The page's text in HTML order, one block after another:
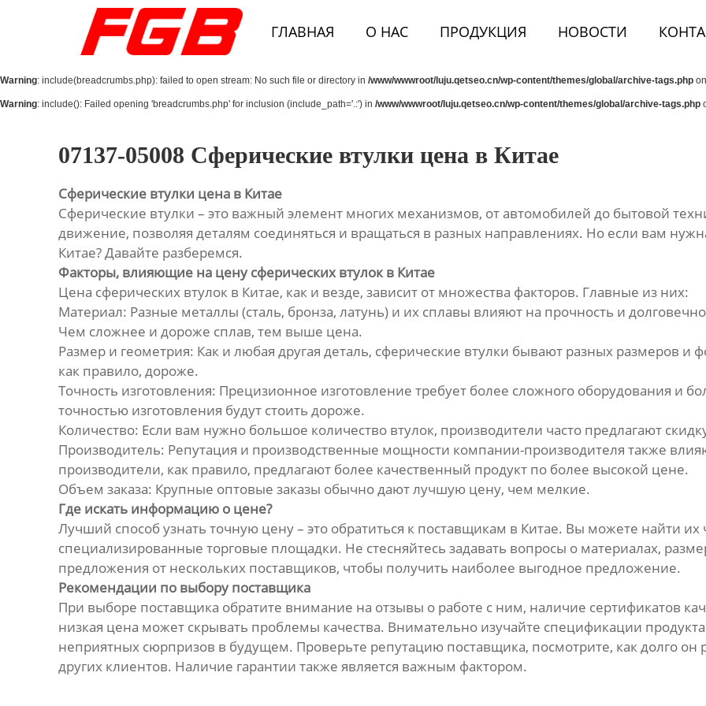
ГЛАВНАЯ О НАС ПРОДУКЦИЯ НОВОСТИ
Продукция
Warning: include(breadcrumbs.php): failed to open stream: No such file or directory in /www/wwwroot/luju.qetseo.cn/wp-content/themes/global/archive-tags.php
Warning: include(): Failed opening 'breadcrumbs.php' for inclusion (include_path='.:') in /www/wwwroot/luju.qetseo.cn/wp-content/themes/global/archive-tags.php
07137-05008 Сферические втулки цена в Китае
Сферические втулки цена в Китае
Сферические втулки – это важный элемент многих механизмов, от автомобилей до бытовой
движение, позволяя деталям соединяться и вращаться в разных направлениях. Но если вам
Китае? Давайте разберемся.
Факторы, влияющие на цену сферических втулок в Китае
Цена сферических втулок в Китае, как и везде, зависит от множества факторов. Главные из них:
Материал: Разные металлы (сталь, бронза, латунь) и их сплавы влияют на прочность и
Чем сложнее и дороже сплав, тем выше цена.
Размер и геометрия: Как и любая другая деталь, сферические втулки бывают разных размеров
как правило, дороже.
Точность изготовления: Прецизионное изготовление требует более сложного оборудования и
точностью изготовления будут стоить дороже.
Количество: Если вам нужно большое количество втулок, производители часто предлагают
Производитель: Репутация и производственные мощности компании-производителя также
производители, как правило, предлагают более качественный продукт по более высокой цене.
Объем заказа: Крупные оптовые заказы обычно дают лучшую цену, чем мелкие.
Где искать информацию о цене?
Лучший способ узнать точную цену – это обратиться к поставщикам в Китае. Вы можете найти
специализированные торговые площадки. Не стесняйтесь задавать вопросы о материалах,
предложения от нескольких поставщиков, чтобы получить наиболее выгодное предложение.
Рекомендации по выбору поставщика
При выборе поставщика обратите внимание на отзывы о работе с ним, наличие сертификатов
низкая цена может скрывать проблемы качества. Внимательно изучайте спецификации
неприятных сюрпризов в будущем. Проверьте репутацию поставщика, посмотрите, как долго он
других клиентов. Наличие гарантии также является важным фактором.